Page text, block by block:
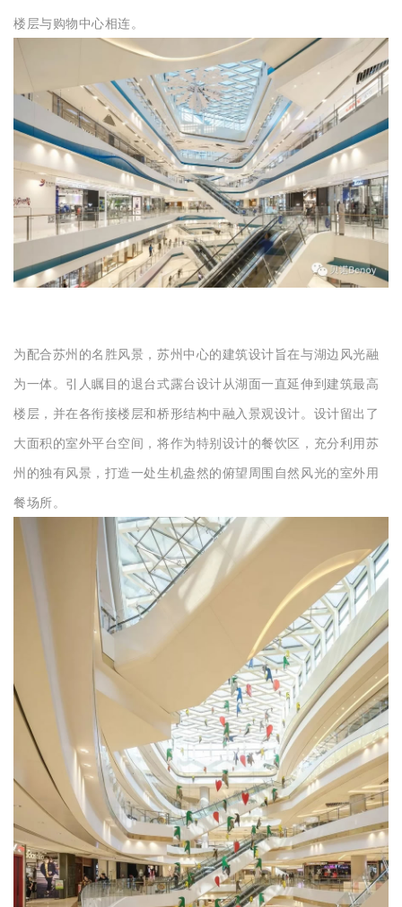
楼层与购物中心相连。
为配合苏州的名胜风景，苏州中心的建筑设计旨在与湖边风光融
为一体。引人瞩目的退台式露台设计从湖面一直延伸到建筑最高
楼层，并在各衔接楼层和桥形结构中融入景观设计。设计留出了
大面积的室外平台空间，将作为特别设计的餐饮区，充分利用苏
州的独有风景，打造一处生机盎然的俯望周围自然风光的室外用
餐场所。